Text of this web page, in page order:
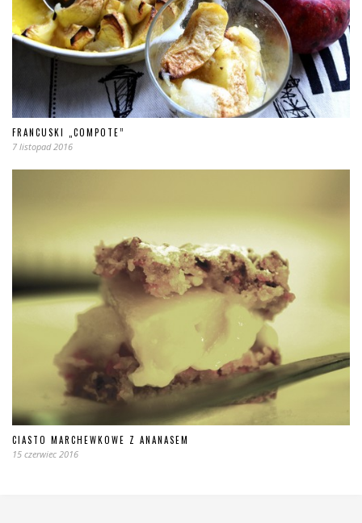
FRANCUSKI „COMPOTE”
7 listopad 2016
CIASTO MARCHEWKOWE Z ANANASEM
15 czerwiec 2016